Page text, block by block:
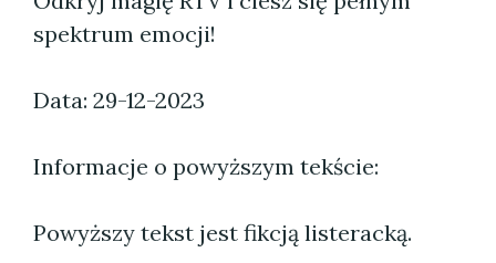
spektrum emocji!
Data: 29-12-2023
Informacje o powyższym tekście:
Powyższy tekst jest fikcją listeracką.